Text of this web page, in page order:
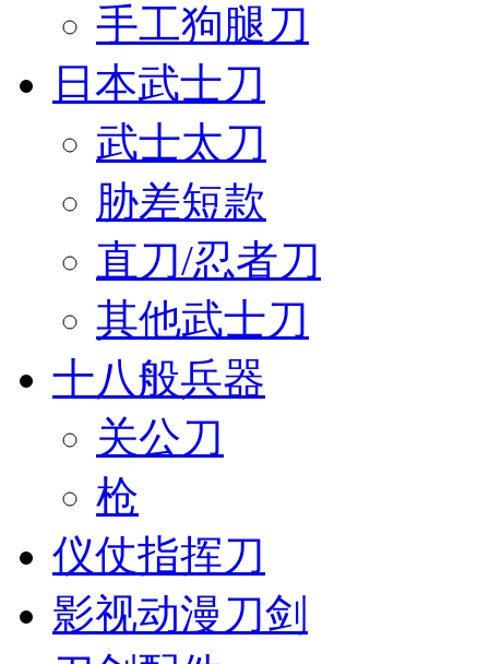
手工狗腿刀
日本武士刀
武士太刀
胁差短款
直刀/忍者刀
其他武士刀
十八般兵器
关公刀
枪
仪仗指挥刀
影视动漫刀剑